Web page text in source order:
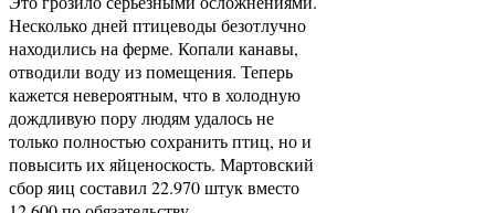
Несколько дней птицеводы безотлучно
находились на ферме. Копали канавы,
отводили воду из помещения. Теперь
кажется невероятным, что в холодную
дождливую пору людям удалось не
только полностью сохранить птиц, но и
повысить их яйценоскость. Мартовский
сбор яиц составил 22.970 штук вместо